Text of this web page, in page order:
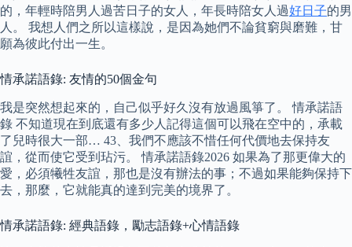
的，年輕時陪男人過苦日子的女人，年長時陪女人過好日子的男
人。 我想人們之所以這樣說，是因為她們不論貧窮與磨難，甘
願為彼此付出一生。
情承諾語錄: 友情的50個金句
我是突然想起來的，自己似乎好久沒有放過風箏了。 情承諾語
錄 不知道現在到底還有多少人記得這個可以飛在空中的，承載
了兒時很大一部… 43、我們不應該不惜任何代價地去保持友
誼，從而使它受到玷污。 情承諾語錄2026 如果為了那更偉大的
愛，必須犧牲友誼，那也是沒有辦法的事；不過如果能夠保持下
去，那麼，它就能真的達到完美的境界了。
情承諾語錄: 經典語錄，勵志語錄+心情語錄